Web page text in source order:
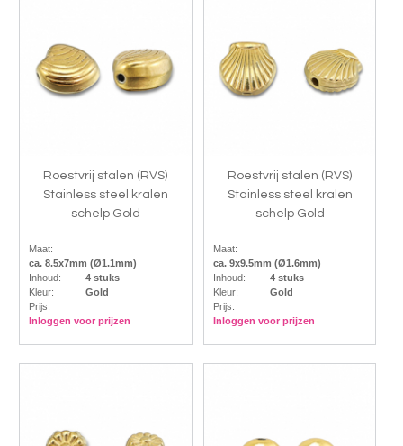
Roestvrij stalen (RVS)
Stainless steel kralen
schelp Gold
Maat:
ca. 8.5x7mm (Ø1.1mm)
Inhoud:
4 stuks
Kleur:
Gold
Prijs:
Inloggen voor prijzen
Roestvrij stalen (RVS)
Stainless steel kralen
schelp Gold
Maat:
ca. 9x9.5mm (Ø1.6mm)
Inhoud:
4 stuks
Kleur:
Gold
Prijs:
Inloggen voor prijzen